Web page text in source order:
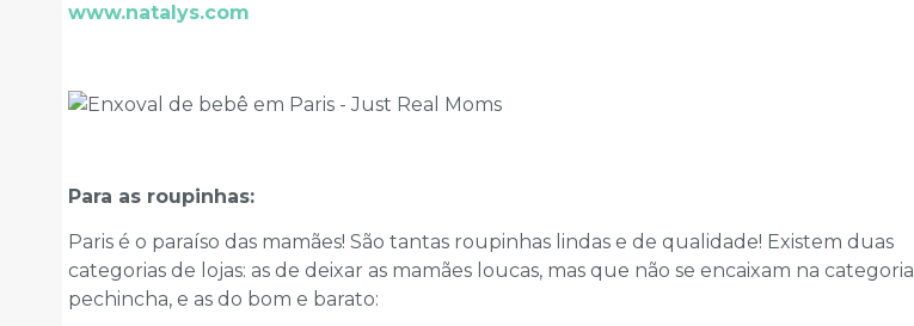
www.natalys.com
Para as roupinhas:
Paris é o paraíso das mamães! São tantas roupinhas lindas e de qualidade! Existem duas
categorias de lojas: as de deixar as mamães loucas, mas que não se encaixam na categoria
pechincha, e as do bom e barato: